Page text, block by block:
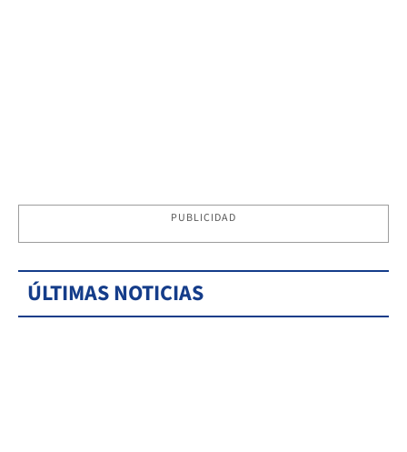
PUBLICIDAD
ÚLTIMAS NOTICIAS